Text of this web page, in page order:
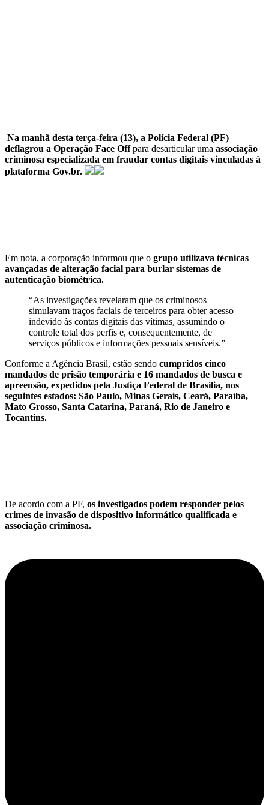
Na manhã desta terça-feira (13), a Polícia Federal (PF)
deflagrou a Operação Face Offpara desarticular uma associação
criminosa especializada em fraudar contas digitais vinculadas à
plataforma Gov.br.
Em nota, a corporação informou que o grupo utilizava técnicas
avançadas de alteração facial para burlar sistemas de
autenticação biométrica.
“As investigações revelaram que os criminosos
simulavam traços faciais de terceiros para obter acesso
indevido às contas digitais das vítimas, assumindo o
controle total dos perfis e, consequentemente, de
serviços públicos e informações pessoais sensíveis.”
Conforme a Agência Brasil, estão sendo cumpridos cinco
mandados de prisão temporária e 16 mandados de busca e
apreensão, expedidos pela Justiça Federal de Brasília, nos
seguintes estados: São Paulo, Minas Gerais, Ceará, Paraíba,
Mato Grosso, Santa Catarina, Paraná, Rio de Janeiro e
Tocantins.
De acordo com a PF, os investigados podem responder pelos
crimes de invasão de dispositivo informático qualificada e
associação criminosa.